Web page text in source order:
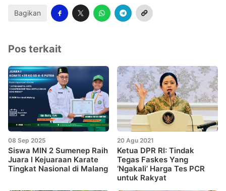
Bagikan
Pos terkait
08 Sep 2025
Siswa MIN 2 Sumenep Raih
Juara I Kejuaraan Karate
Tingkat Nasional di Malang
20 Agu 2021
Ketua DPR RI: Tindak
Tegas Faskes Yang
‘Ngakali’ Harga Tes PCR
untuk Rakyat